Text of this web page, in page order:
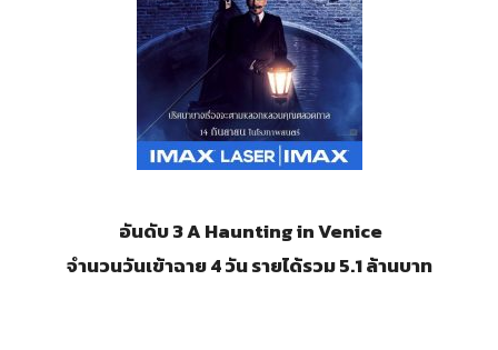
อันดับ 3 A Haunting in Venice
จำนวนวันเข้าฉาย 4 วัน รายได้รวม 5.1 ล้านบาท